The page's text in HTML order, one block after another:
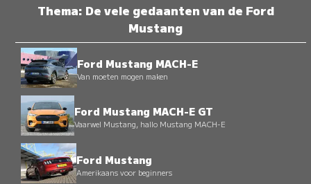
Thema: De vele gedaanten van de Ford
Mustang
Ford Mustang MACH-E
Van moeten mogen maken
Ford Mustang MACH-E GT
Vaarwel Mustang, hallo Mustang MACH-E
Ford Mustang
Amerikaans voor beginners